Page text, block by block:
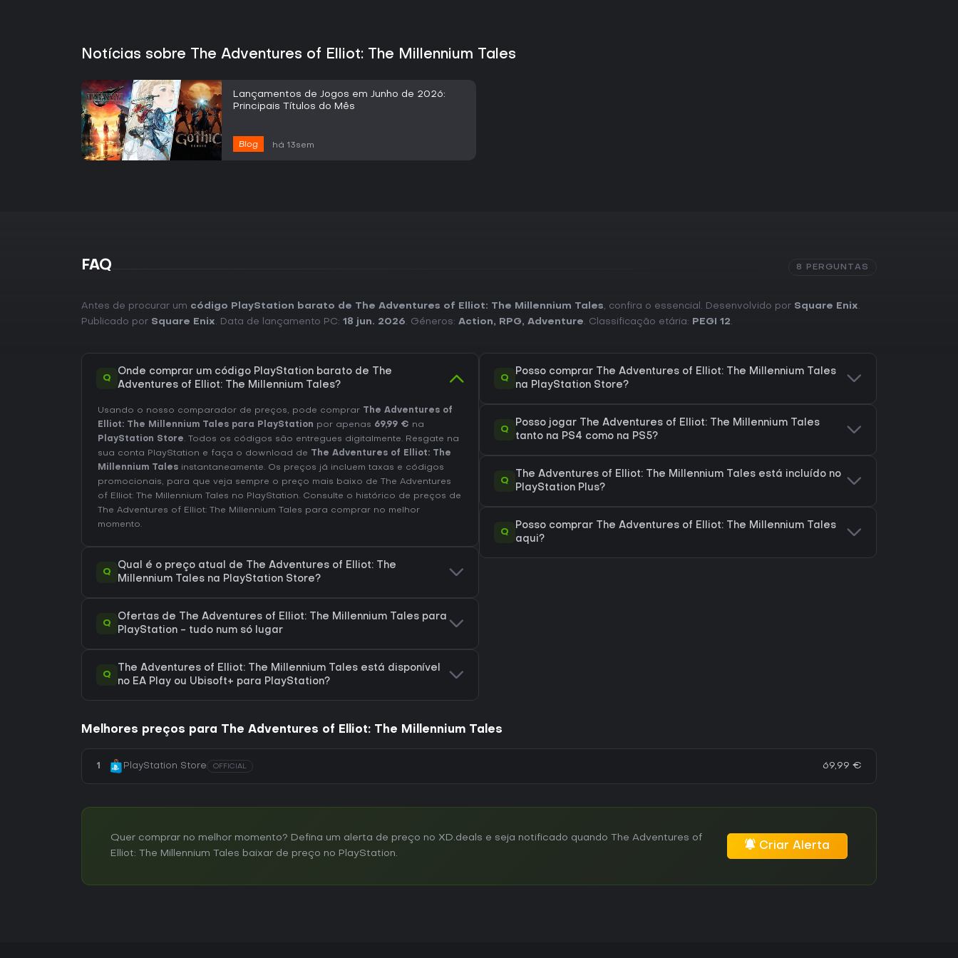
Notícias sobre The Adventures of Elliot: The Millennium Tales
Lançamentos de Jogos em Junho de 2026:
Principais Títulos do Mês
Blog há 13sem
FAQ 8 PERGUNTAS
Antes de procurar um código PlayStation barato de The Adventures of Elliot: The Millennium Tales, confira o essencial. Desenvolvido por Square Enix.
Publicado por Square Enix. Data de lançamento PC: 18 jun. 2026. Géneros: Action, RPG, Adventure. Classificação etária: PEGI 12.
Q
Onde comprar um código PlayStation barato de The
Adventures of Elliot: The Millennium Tales?
Usando o nosso comparador de preços, pode comprar The Adventures of
Elliot: The Millennium Tales para PlayStation por apenas 69,99 € na
PlayStation Store. Todos os códigos são entregues digitalmente. Resgate na
sua conta PlayStation e faça o download de The Adventures of Elliot: The
Millennium Tales instantaneamente. Os preços já incluem taxas e códigos
promocionais, para que veja sempre o preço mais baixo de The Adventures
of Elliot: The Millennium Tales no PlayStation. Consulte o histórico de preços de
The Adventures of Elliot: The Millennium Tales para comprar no melhor
momento.
Q
Qual é o preço atual de The Adventures of Elliot: The
Millennium Tales na PlayStation Store?
Q
Ofertas de The Adventures of Elliot: The Millennium Tales para
PlayStation - tudo num só lugar
Q
The Adventures of Elliot: The Millennium Tales está disponível
no EA Play ou Ubisoft+ para PlayStation?
Q
Posso comprar The Adventures of Elliot: The Millennium Tales
na PlayStation Store?
Q
Posso jogar The Adventures of Elliot: The Millennium Tales
tanto na PS4 como na PS5?
Q
The Adventures of Elliot: The Millennium Tales está incluído no
PlayStation Plus?
Q
Posso comprar The Adventures of Elliot: The Millennium Tales
aqui?
Melhores preços para The Adventures of Elliot: The Millennium Tales
1 PlayStation Store OFFICIAL 69,99 €
Quer comprar no melhor momento? Defina um alerta de preço no XD.deals e seja notificado quando The Adventures of
Elliot: The Millennium Tales baixar de preço no PlayStation.
Criar Alerta